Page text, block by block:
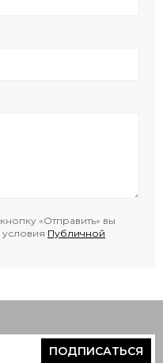
«Отправить» вы
Публичной
ПОДПИСАТЬСЯ